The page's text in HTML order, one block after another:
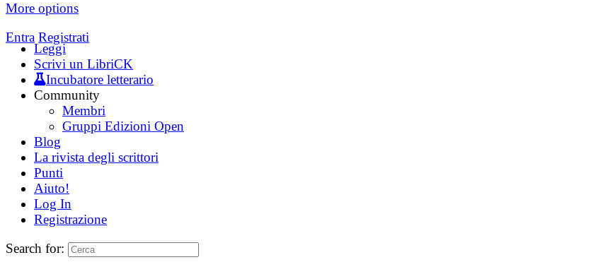
More options
Entra Registrati
Leggi
Scrivi un LibriCK
Incubatore letterario
Community
Membri
Gruppi Edizioni Open
Blog
La rivista degli scrittori
Punti
Aiuto!
Log In
Registrazione
Search for: